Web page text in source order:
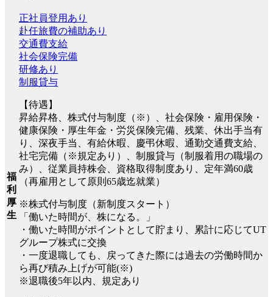
福
利
厚
生
正社員登用あり
赴任旅費の補助あり
交通費支給
社会保険完備
研修あり
制服貸与
【待遇】
昇給昇格、株式付与制度（※）、社会保険・雇用保険・
健康保険・厚生年金・労災保険完備、残業、休出手当有
り、深夜手当、有給休暇、慶弔休暇、通勤交通費支給、
社宅完備（※規定あり）、制服貸与（制服着用の職場の
み）、従業員持株会、資格取得制度あり、定年満60歳
（再雇用として原則65歳迄就業）
※株式付与制度（新制度スタート）
「働いた時間が、株になる。」
・働いた時間がポイントとして貯まり、累計に応じてUT
グループ株式に交換
・一度退職しても、戻ってきた際には過去の労働時間か
ら再び積み上げが可能(※)
※退職後5年以内、規定あり